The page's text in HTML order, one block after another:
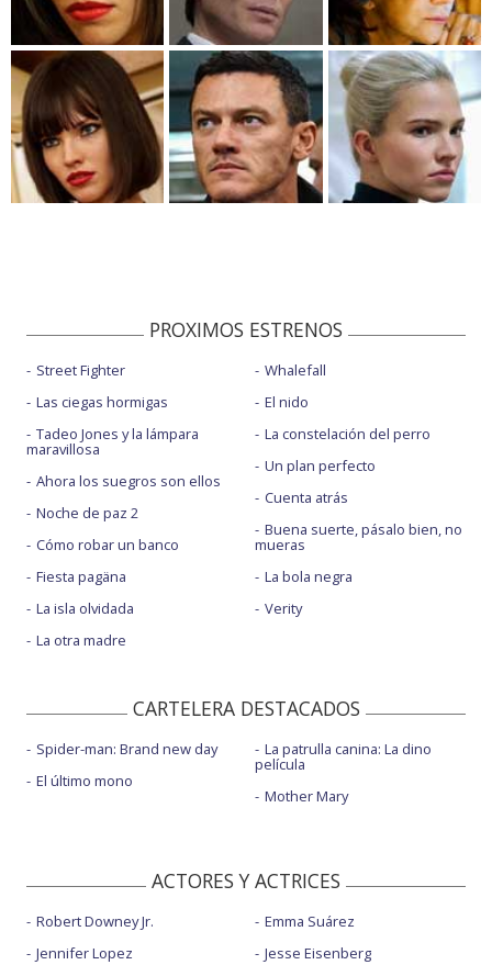
PROXIMOS ESTRENOS
Street Fighter
Las ciegas hormigas
Tadeo Jones y la lámpara
maravillosa
Ahora los suegros son ellos
Noche de paz 2
Cómo robar un banco
Fiesta pagäna
La isla olvidada
La otra madre
Whalefall
El nido
La constelación del perro
Un plan perfecto
Cuenta atrás
Buena suerte, pásalo bien, no
mueras
La bola negra
Verity
CARTELERA DESTACADOS
Spider-man: Brand new day
El último mono
La patrulla canina: La dino
película
Mother Mary
ACTORES Y ACTRICES
Robert Downey Jr.
Jennifer Lopez
Emma Suárez
Jesse Eisenberg